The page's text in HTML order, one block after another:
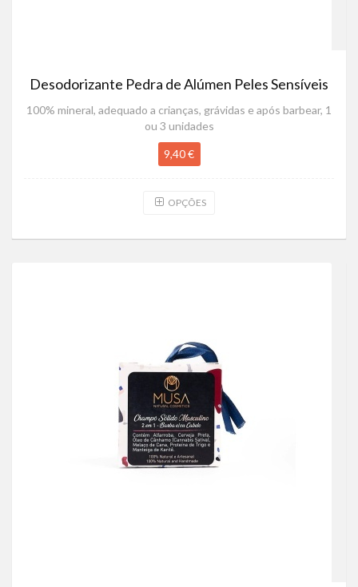
Desodorizante Pedra de Alúmen Peles Sensíveis
100% mineral, adequado a crianças, grávidas e após barbear, 1
ou 3 unidades
9,40 €
OPÇÕES